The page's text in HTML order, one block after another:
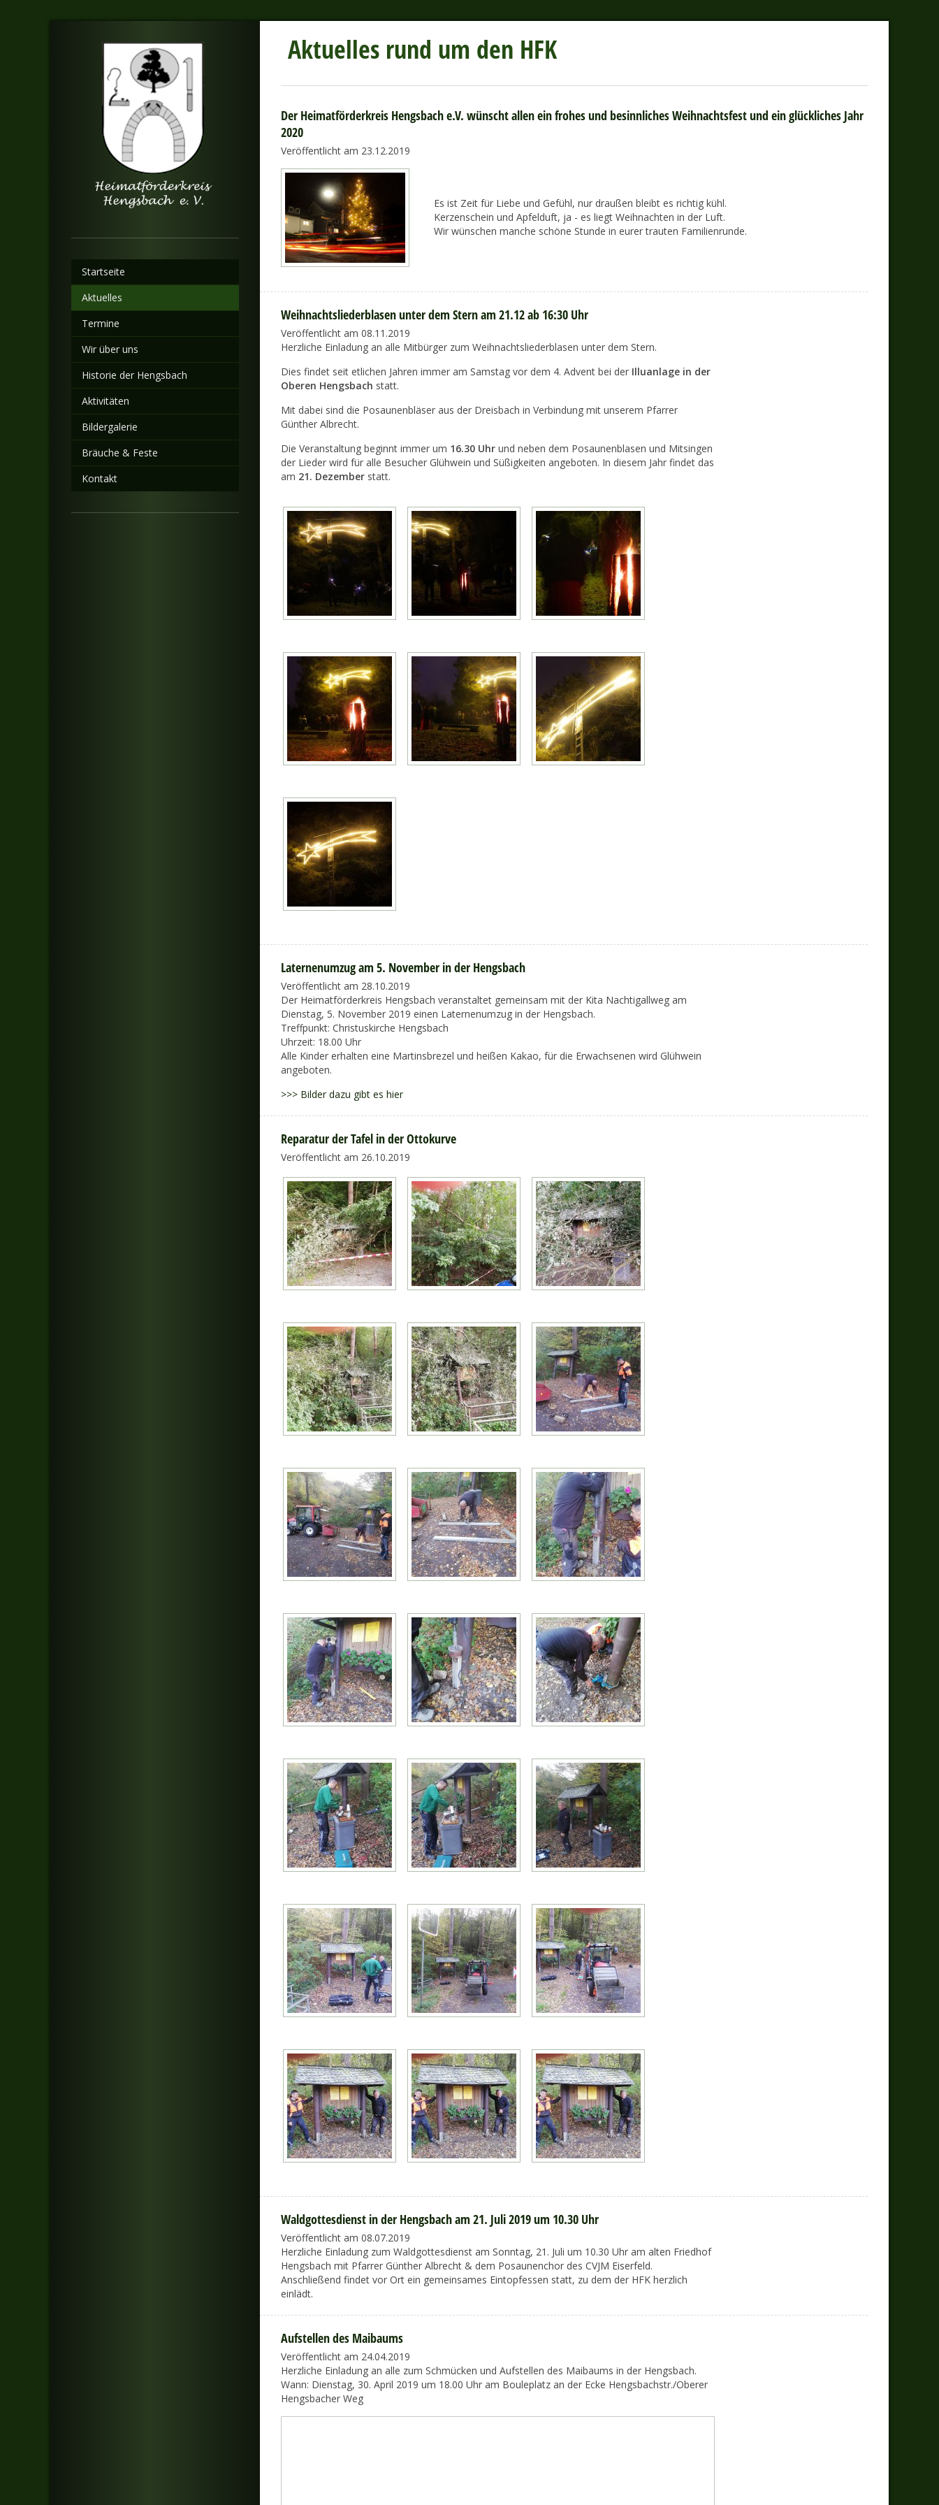
Aktuelles rund um den HFK
Der Heimatförderkreis Hengsbach e.V. wünscht allen ein frohes und besinnliches Weihnachtsfest und ein glückliches Jahr
2020
Veröffentlicht am 23.12.2019
Es ist Zeit für Liebe und Gefühl, nur draußen bleibt es richtig kühl.
Kerzenschein und Apfelduft, ja - es liegt Weihnachten in der Luft.
Wir wünschen manche schöne Stunde in eurer trauten Familienrunde.
Weihnachtsliederblasen unter dem Stern am 21.12 ab 16:30 Uhr
Veröffentlicht am 08.11.2019
Herzliche Einladung an alle Mitbürger zum Weihnachtsliederblasen unter dem Stern.
Dies findet seit etlichen Jahren immer am Samstag vor dem 4. Advent bei der Illuanlage in der
Oberen Hengsbach statt.
Mit dabei sind die Posaunenbläser aus der Dreisbach in Verbindung mit unserem Pfarrer
Günther Albrecht.
Die Veranstaltung beginnt immer um 16.30 Uhr und neben dem Posaunenblasen und Mitsingen
der Lieder wird für alle Besucher Glühwein und Süßigkeiten angeboten. In diesem Jahr findet das
am 21. Dezember statt.
Laternenumzug am 5. November in der Hengsbach
Veröffentlicht am 28.10.2019
Der Heimatförderkreis Hengsbach veranstaltet gemeinsam mit der Kita Nachtigallweg am
Dienstag, 5. November 2019 einen Laternenumzug in der Hengsbach.
Treffpunkt: Christuskirche Hengsbach
Uhrzeit: 18.00 Uhr
Alle Kinder erhalten eine Martinsbrezel und heißen Kakao, für die Erwachsenen wird Glühwein
angeboten.
>>> Bilder dazu gibt es hier
Reparatur der Tafel in der Ottokurve
Veröffentlicht am 26.10.2019
Waldgottesdienst in der Hengsbach am 21. Juli 2019 um 10.30 Uhr
Veröffentlicht am 08.07.2019
Herzliche Einladung zum Waldgottesdienst am Sonntag, 21. Juli um 10.30 Uhr am alten Friedhof
Hengsbach mit Pfarrer Günther Albrecht & dem Posaunenchor des CVJM Eiserfeld.
Anschließend findet vor Ort ein gemeinsames Eintopfessen statt, zu dem der HFK herzlich
einlädt.
Aufstellen des Maibaums
Veröffentlicht am 24.04.2019
Herzliche Einladung an alle zum Schmücken und Aufstellen des Maibaums in der Hengsbach.
Wann: Dienstag, 30. April 2019 um 18.00 Uhr am Bouleplatz an der Ecke Hengsbachstr./Oberer
Hengsbacher Weg
Startseite
Aktuelles
Termine
Wir über uns
Historie der Hengsbach
Aktivitäten
Bildergalerie
Bräuche & Feste
Kontakt